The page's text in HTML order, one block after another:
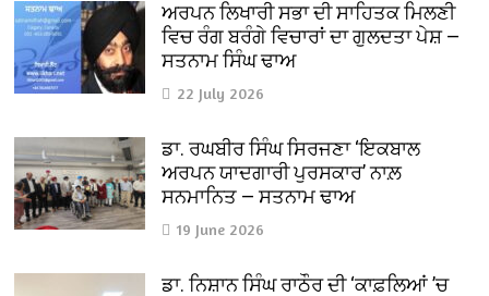
ਅਰਪਨ ਲਿਖਾਰੀ ਸਭਾ ਦੀ ਸਾਹਿਤਕ ਮਿਲਣੀ
ਵਿਚ ਰੰਗ ਬਰੰਗੇ ਵਿਚਾਰਾਂ ਦਾ ਗੁਲਦਤਾ ਪੇਸ਼ —
ਸਤਨਾਮ ਸਿੰਘ ਢਾਅ
22 July 2026
ਡਾ. ਰਘਬੀਰ ਸਿੰਘ ਸਿਰਜਣਾ ‘ਇਕਬਾਲ
ਅਰਪਨ ਯਾਦਗਾਰੀ ਪੁਰਸਕਾਰ’ ਨਾਲ਼
ਸਨਮਾਨਿਤ — ਸਤਨਾਮ ਢਾਅ
19 June 2026
ਡਾ. ਨਿਸ਼ਾਨ ਸਿੰਘ ਰਾਠੌਰ ਦੀ ‘ਕਾਫ਼ਲਿਆਂ ’ਚ